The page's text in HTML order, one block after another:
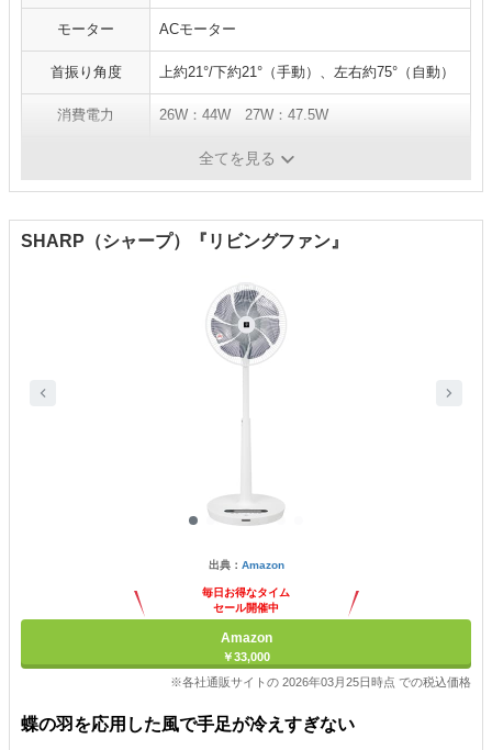
モーター ACモーター
首振り角度 上約21°/下約21°（手動）、左右約75°（自動）
消費電力 26W：44W 27W：47.5W
3段階（リズム風あり）
全てを見る
SHARP（シャープ）『リビングファン』
出典： Amazon
毎日お得なタイム
セール開催中
Amazon
￥33,000
※各社通販サイトの 2026年03月25日時点 での税込価格
蝶の羽を応用した風で手足が冷えすぎない